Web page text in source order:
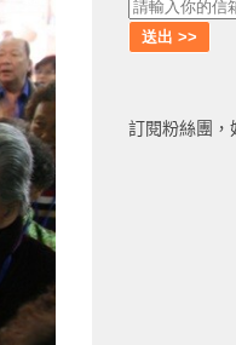
訂閱粉絲團，